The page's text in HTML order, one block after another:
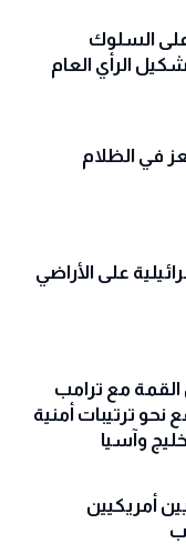
على السلوك
الرأي العام
في الظلام
على الأراضي
مع ترامب
ترتيبات أمنية
وآسيا
أمريكيين